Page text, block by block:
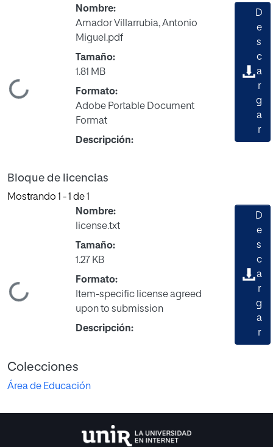
Nombre:
Amador Villarrubia, Antonio
Miguel.pdf
Tamaño:
1.81 MB
Formato:
Adobe Portable Document
Format
Descripción:
D
e
s
c
a
r
g
a
r
Bloque de licencias
Mostrando 1 - 1 de 1
Nombre:
license.txt
Tamaño:
1.27 KB
Formato:
Item-specific license agreed
upon to submission
Descripción:
D
e
s
c
a
r
g
a
r
Colecciones
Área de Educación